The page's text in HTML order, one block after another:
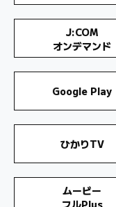
J:COM
オンデマンド
Google Play
ひかりTV
ムービー